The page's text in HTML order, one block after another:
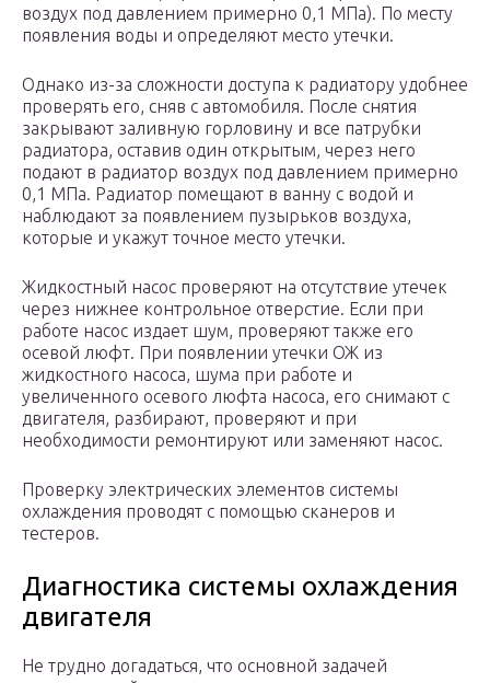
воздух под давлением примерно 0,1 МПа). По месту
появления воды и определяют место утечки.
Однако из-за сложности доступа к радиатору удобнее
проверять его, сняв с автомобиля. После снятия
закрывают заливную горловину и все патрубки
радиатора, оставив один открытым, через него
подают в радиатор воздух под давлением примерно
0,1 МПа. Радиатор помещают в ванну с водой и
наблюдают за появлением пузырьков воздуха,
которые и укажут точное место утечки.
Жидкостный насос проверяют на отсутствие утечек
через нижнее контрольное отверстие. Если при
работе насос издает шум, проверяют также его
осевой люфт. При появлении утечки ОЖ из
жидкостного насоса, шума при работе и
увеличенного осевого люфта насоса, его снимают с
двигателя, разбирают, проверяют и при
необходимости ремонтируют или заменяют насос.
Проверку электрических элементов системы
охлаждения проводят с помощью сканеров и
тестеров.
Диагностика системы охлаждения
двигателя
Не трудно догадаться, что основной задачей